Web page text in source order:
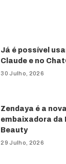
Já é possível
Claude e no
30 Julho, 2026
Zendaya é a nova
embaixadora da
Beauty
29 Julho, 2026